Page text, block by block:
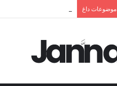
موضوعات داغ